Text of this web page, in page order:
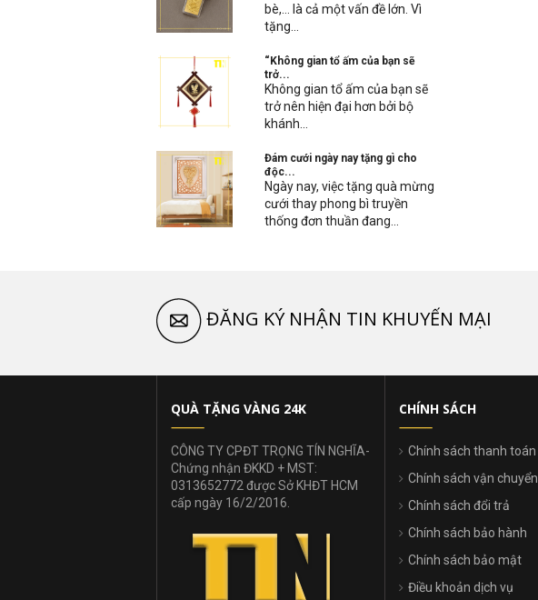
bè,… là cả một vấn đề lớn. Vì
tặng...
“Không gian tổ ấm của bạn sẽ
trở...
Không gian tổ ấm của bạn sẽ
trở nên hiện đại hơn bởi bộ
khánh...
Đám cưới ngày nay tặng gì cho
độc...
Ngày nay, việc tặng quà mừng
cưới thay phong bì truyền
thống đơn thuần đang...
ĐĂNG KÝ NHẬN TIN KHUYẾN MẠI
QUÀ TẶNG VÀNG 24K
CÔNG TY CPĐT TRỌNG TÍN NGHĨA-
Chứng nhận ĐKKD + MST:
0313652772 được Sở KHĐT HCM
cấp ngày 16/2/2016.
CHÍNH SÁCH
Chính sách thanh toán
Chính sách vận chuyển
Chính sách đổi trả
Chính sách bảo hành
Chính sách bảo mật
Điều khoản dịch vụ